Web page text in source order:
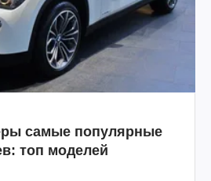
самые популярные
топ моделей